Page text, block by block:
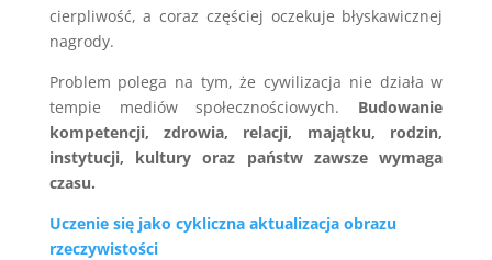
cierpliwość, a coraz częściej oczekuje błyskawicznej
nagrody.
Problem polega na tym, że cywilizacja nie działa w
tempie mediów społecznościowych. Budowanie
kompetencji, zdrowia, relacji, majątku, rodzin,
instytucji, kultury oraz państw zawsze wymaga
czasu.
Uczenie się jako cykliczna aktualizacja obrazu
rzeczywistości